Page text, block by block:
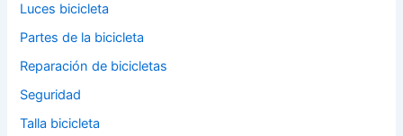
Luces bicicleta
Partes de la bicicleta
Reparación de bicicletas
Seguridad
Talla bicicleta